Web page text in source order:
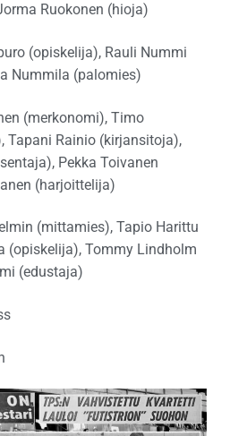
Ruokonen (hioja)
(opiskelija), Rauli Nummi
Nummila (palomies)
(merkonomi), Timo
Tapani Rainio (kirjansitoja),
Pekka Toivanen
(harjoittelija)
(mittamies), Tapio Harittu
(opiskelija), Tommy Lindholm
(edustaja)